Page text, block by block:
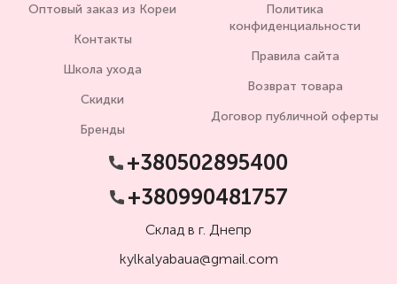
Оптовый заказ из Кореи
Контакты
Школа ухода
Скидки
Бренды
Политика
конфиденциальности
Правила сайта
Возврат товара
Договор публичной оферты
+380502895400
+380990481757
Склад в г. Днепр
kylkalyabaua@gmail.com